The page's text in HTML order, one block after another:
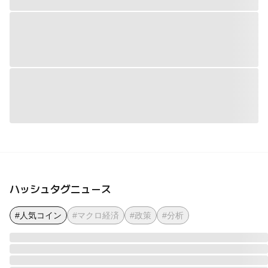
ハッシュタグニュース
#人気コイン #マクロ経済 #政策 #分析